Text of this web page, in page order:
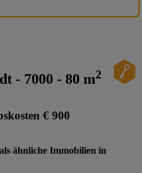
- 7000 - 80 m2
€ 900
ähnliche Immobilien in